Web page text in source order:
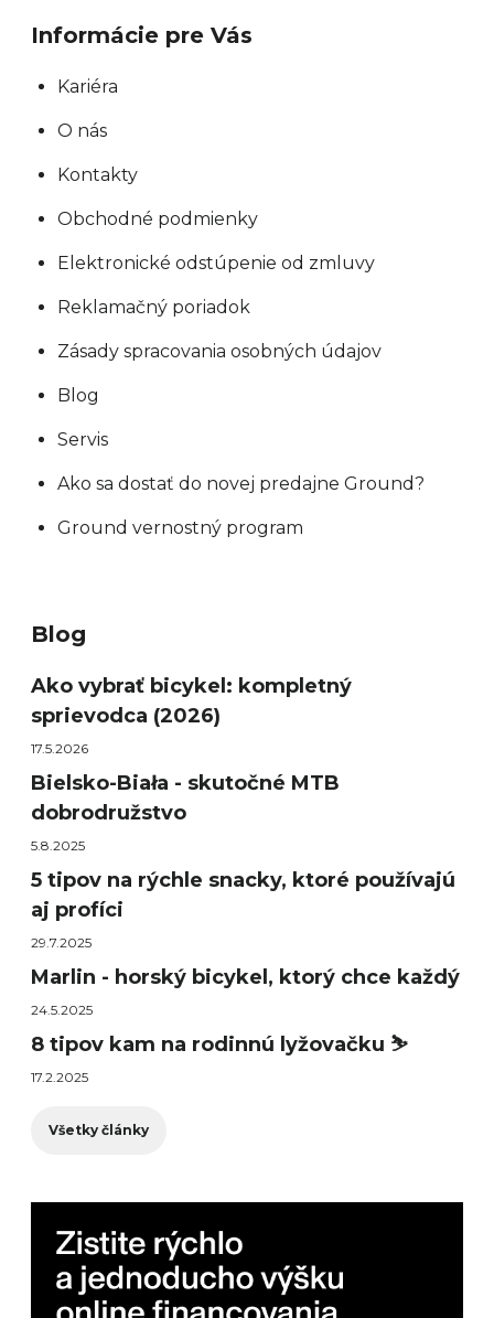
Informácie pre Vás
Kariéra
O nás
Kontakty
Obchodné podmienky
Elektronické odstúpenie od zmluvy
Reklamačný poriadok
Zásady spracovania osobných údajov
Blog
Servis
Ako sa dostať do novej predajne Ground?
Ground vernostný program
Blog
Ako vybrať bicykel: kompletný
sprievodca (2026)
17.5.2026
Bielsko-Biała - skutočné MTB
dobrodružstvo
5.8.2025
5 tipov na rýchle snacky, ktoré používajú
aj profíci
29.7.2025
Marlin - horský bicykel, ktorý chce každý
24.5.2025
8 tipov kam na rodinnú lyžovačku ⛷️
17.2.2025
Všetky články